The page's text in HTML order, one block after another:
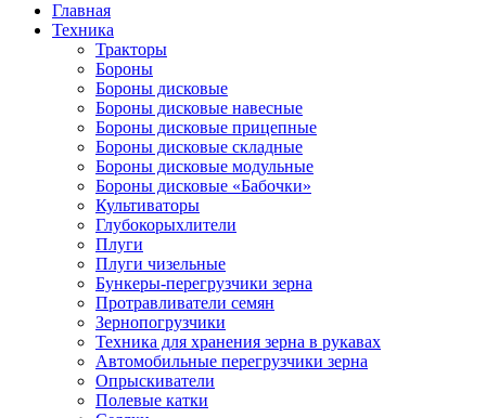
Главная
Техника
Тракторы
Бороны
Бороны дисковые
Бороны дисковые навесные
Бороны дисковые прицепные
Бороны дисковые складные
Бороны дисковые модульные
Бороны дисковые «Бабочки»
Культиваторы
Глубокорыхлители
Плуги
Плуги чизельные
Бункеры-перегрузчики зерна
Протравливатели семян
Зернопогрузчики
Техника для хранения зерна в рукавах
Автомобильные перегрузчики зерна
Опрыскиватели
Полевые катки